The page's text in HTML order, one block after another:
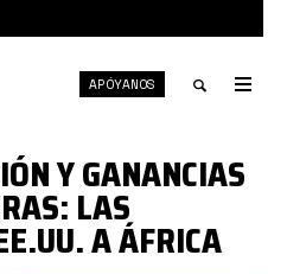
search
APÓYANOS
Y GANANCIAS
LAS
A ÁFRICA